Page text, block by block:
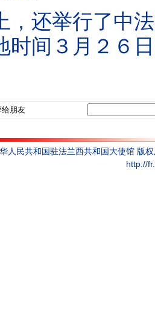
还举行了中法
时间３月２６
给朋友
人民共和国驻法兰西共和国大使馆 版
http://